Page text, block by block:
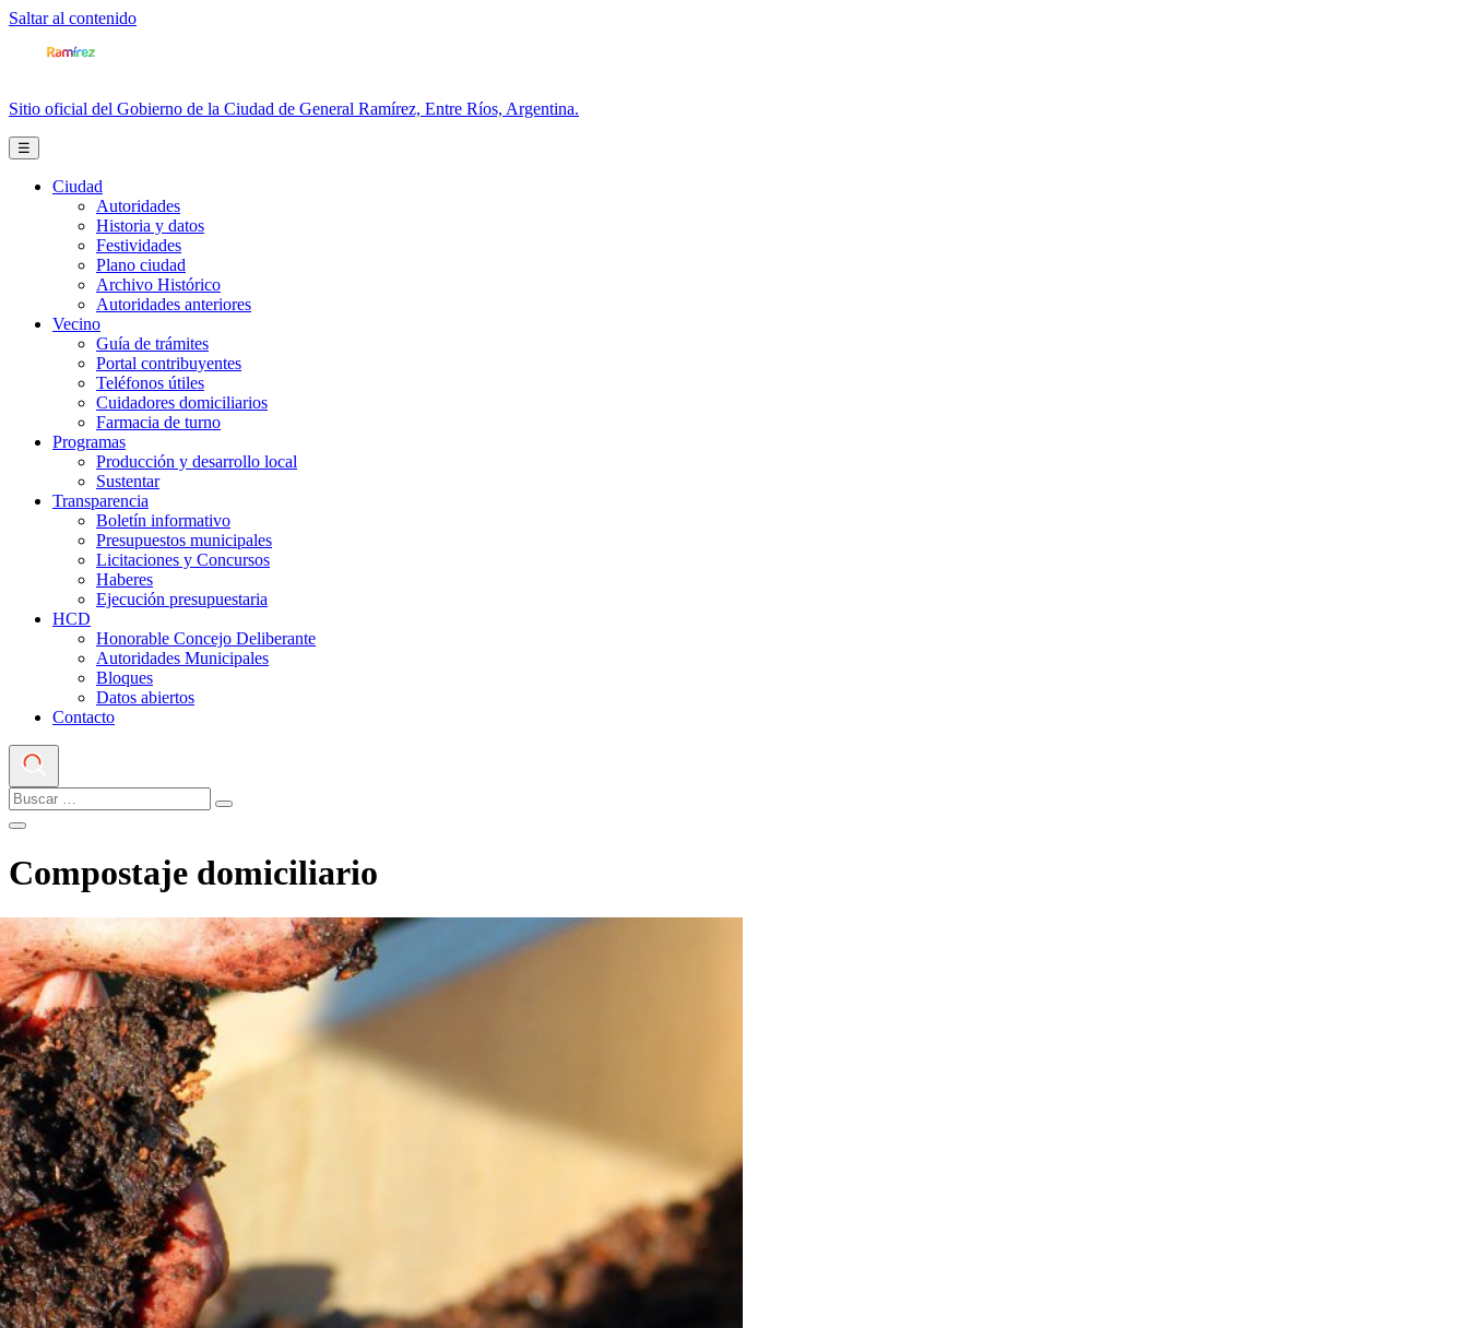
Saltar al contenido
Sitio oficial del Gobierno de la Ciudad de General Ramírez, Entre Ríos, Argentina.
☰
Ciudad
Autoridades
Historia y datos
Festividades
Plano ciudad
Archivo Histórico
Autoridades anteriores
Vecino
Guía de trámites
Portal contribuyentes
Teléfonos útiles
Cuidadores domiciliarios
Farmacia de turno
Programas
Producción y desarrollo local
Sustentar
Transparencia
Boletín informativo
Presupuestos municipales
Licitaciones y Concursos
Haberes
Ejecución presupuestaria
HCD
Honorable Concejo Deliberante
Autoridades Municipales
Bloques
Datos abiertos
Contacto
Compostaje domiciliario